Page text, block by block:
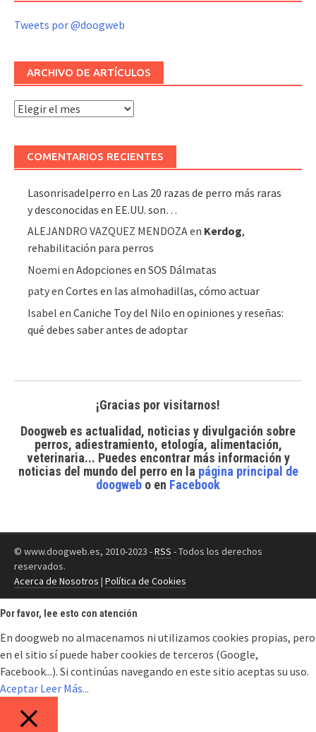
Tweets por @doogweb
ARCHIVO DE ARTÍCULOS
Archivo
COMENTARIOS RECIENTES
Lasonrisadelperro en Las 20 razas de perro más raras
y desconocidas en EE.UU. son…
ALEJANDRO VAZQUEZ MENDOZAen Kerdog,
rehabilitación para perros
Noemi enAdopciones en SOS Dálmatas
patyenCortes en las almohadillas, cómo actuar
Isabel enCaniche Toy del Nilo en opiniones y reseñas:
qué debes saber antes de adoptar
¡Gracias por visitarnos!
Doogweb es actualidad, noticias y divulgación sobre
perros, adiestramiento, etología, alimentación,
veterinaria... Puedes encontrar más información y
noticias del mundo del perroen la página principal de
doogweb o en Facebook
© www.doogweb.es, 2010-2023 -RSS - Todos los derechos
reservados.
Acerca de Nosotros | Política de Cookies
Por favor, lee esto con atención
En doogweb no almacenamos ni utilizamos cookies propias, pero
en el sitio sí puede haber cookies de terceros (Google,
Facebook...). Si continúas navegando en este sitio aceptas su uso.
Aceptar Leer Más...